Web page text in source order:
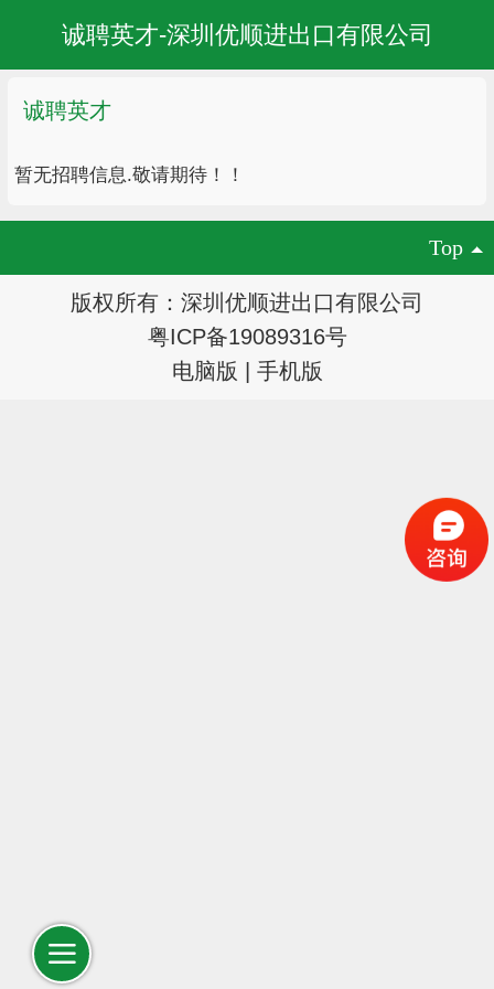
诚聘英才-深圳优顺进出口有限公司
诚聘英才
暂无招聘信息.敬请期待！！
Top
版权所有：深圳优顺进出口有限公司
粤ICP备19089316号
电脑版 | 手机版